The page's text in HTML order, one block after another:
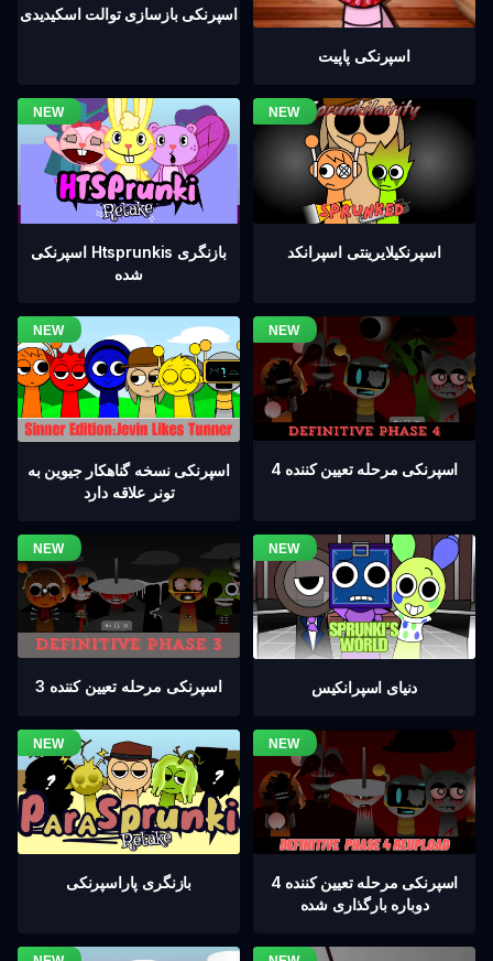
اسپرنکی بازسازی توالت اسکیدیدی
اسپرنکی پاپیت
اسپرنکی Htsprunkis بازنگری
شده
اسپرنکیلایرینتی اسپرانکد
اسپرنکی نسخه گناهکار جیوین به
تونر علاقه دارد
اسپرنکی مرحله تعیین کننده 4
اسپرنکی مرحله تعیین کننده 3 دنیای اسپرانکیس
بازنگری پاراسپرنکی
اسپرنکی مرحله تعیین کننده 4
دوباره بارگذاری شده